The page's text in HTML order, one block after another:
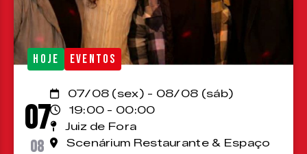
HOJE EVENTOS
07
08
07/08 (sex) - 08/08 (sáb)
19:00 - 00:00
Juiz de Fora
Scenárium Restaurante & Espaço